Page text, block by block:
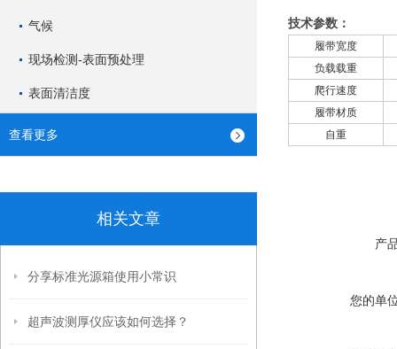
气候
现场检测-表面预处理
表面清洁度
查看更多
相关文章
分享标准光源箱使用小常识
超声波测厚仪应该如何选择？
技术参数：
履带宽度
负载载重
爬行速度
履带材质
自重
产
您的单